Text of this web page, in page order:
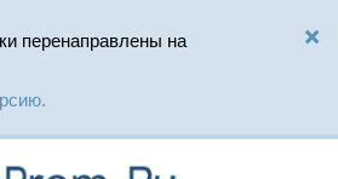
перенаправлены на